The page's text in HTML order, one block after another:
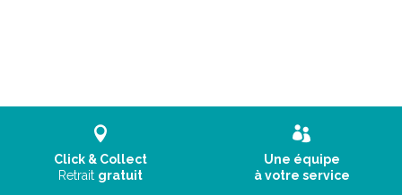
Click & Collect
Retrait gratuit
Une équipe
à votre service